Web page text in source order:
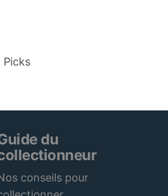
Picks
du
conseils pour